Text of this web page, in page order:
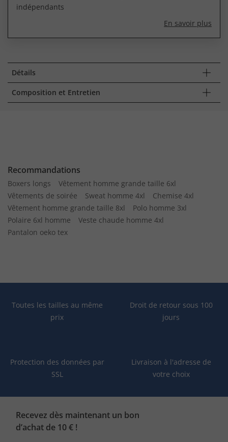
indépendants
En savoir plus
Détails
Composition et Entretien
Recommandations
Boxers longs
Vêtement homme grande taille 6xl
Vêtements de soirée
Sweat homme 4xl
Chemise 4xl
Vêtement homme grande taille 8xl
Polo homme 3xl
Polaire 6xl homme
Veste chaude homme 4xl
Pantalon oeko tex
Toutes les tailles au même
prix
Droit de retour sous 100
jours
Protection des données par
SSL
Livraison à l'adresse de
votre choix
Recevez dès maintenant un bon
d’achat de 10 € !